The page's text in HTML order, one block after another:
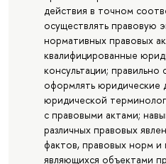
действия в точном
осуществлять правовую
нормативных правовых
квалифицированные
консультации; правильно
оформлять юридические
юридической
с правовыми актами;
различных правовых
фактов, правовых норм
являющихся объектами